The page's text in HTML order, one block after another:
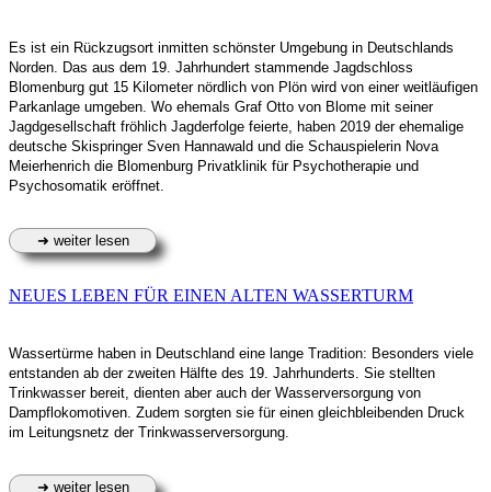
Es ist ein Rückzugsort inmitten schönster Umgebung in Deutschlands
Norden. Das aus dem 19. Jahrhundert stammende Jagdschloss
Blomenburg gut 15 Kilometer nördlich von Plön wird von einer weitläufigen
Parkanlage umgeben. Wo ehemals Graf Otto von Blome mit seiner
Jagdgesellschaft fröhlich Jagderfolge feierte, haben 2019 der ehemalige
deutsche Skispringer Sven Hannawald und die Schauspielerin Nova
Meierhenrich die Blomenburg Privatklinik für Psychotherapie und
Psychosomatik eröffnet.
NEUES LEBEN FÜR EINEN ALTEN WASSERTURM
Wassertürme haben in Deutschland eine lange Tradition: Besonders viele
entstanden ab der zweiten Hälfte des 19. Jahrhunderts. Sie stellten
Trinkwasser bereit, dienten aber auch der Wasserversorgung von
Dampflokomotiven. Zudem sorgten sie für einen gleichbleibenden Druck
im Leitungsnetz der Trinkwasserversorgung.